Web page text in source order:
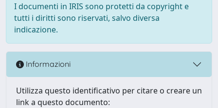
I documenti in IRIS sono protetti da copyright e
tutti i diritti sono riservati, salvo diversa
indicazione.
Informazioni
Utilizza questo identificativo per citare o creare un
link a questo documento: